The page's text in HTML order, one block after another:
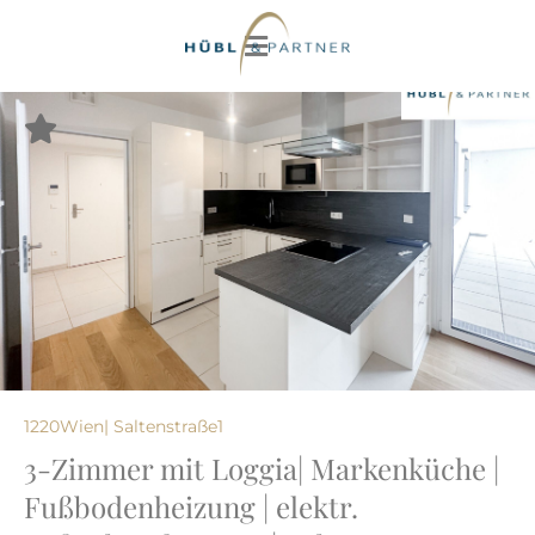
1220Wien| Saltenstraße1
3-Zimmer mit Loggia| Markenküche |
Fußbodenheizung | elektr.